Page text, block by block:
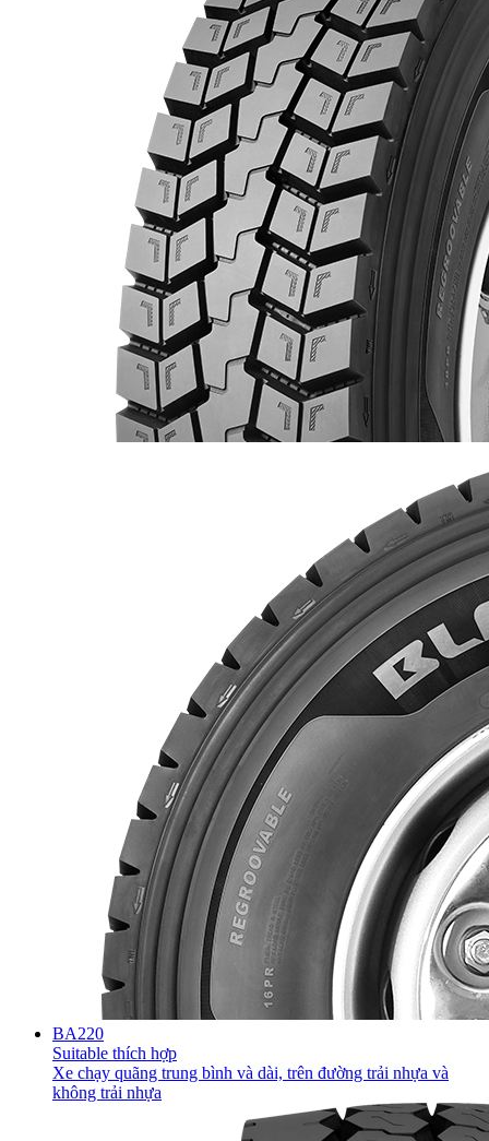
BA220
Suitable thích hợp
Xe chạy quãng trung bình và dài, trên đường trải nhựa và
không trải nhựa